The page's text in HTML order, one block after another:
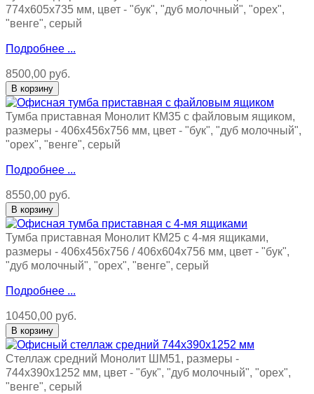
774х605х735 мм, цвет - "бук", "дуб молочный", "орех",
"венге", серый
Подробнее ...
8500,00 руб.
Тумба приставная Монолит КМ35 с файловым ящиком,
размеры - 406х456х756 мм, цвет - "бук", "дуб молочный",
"орех", "венге", серый
Подробнее ...
8550,00 руб.
Тумба приставная Монолит КМ25 с 4-мя ящиками,
размеры - 406х456х756 / 406x604x756 мм, цвет - "бук",
"дуб молочный", "орех", "венге", серый
Подробнее ...
10450,00 руб.
Стеллаж средний Монолит ШМ51, размеры -
744х390х1252 мм, цвет - "бук", "дуб молочный", "орех",
"венге", серый